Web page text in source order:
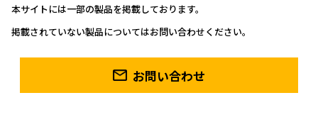
本サイトには一部の製品を掲載しております。
掲載されていない製品についてはお問い合わせください。
お問い合わせ